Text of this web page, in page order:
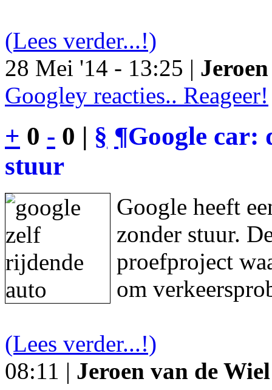
(Lees verder...!)
28 Mei '14 - 13:25 |
Googley reacties.. Reageer!
+ 0 - 0 | § ¶Google car:
stuur
Google heeft
zonder stuur.
proefproject
om
(Lees verder...!)
08:11 | Jeroen van de Wiel